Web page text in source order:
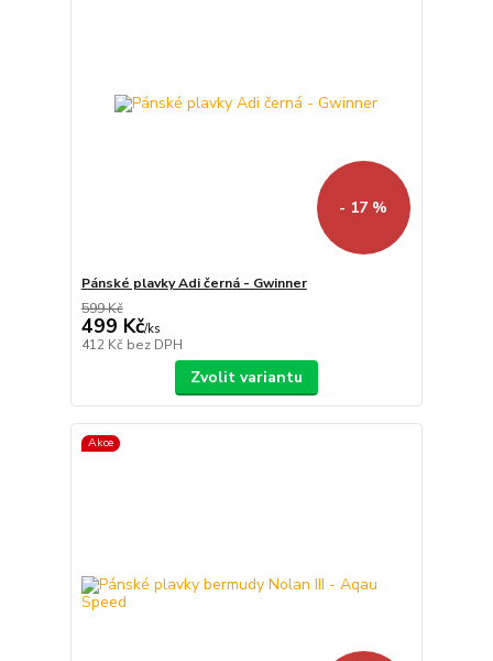
- 17 %
Pánské plavky Adi černá - Gwinner
599 Kč
499 Kč/ks
412 Kč bez DPH
Zvolit variantu
Akce